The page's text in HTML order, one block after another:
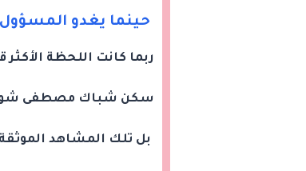
حينما يغدو
ربما كانت اللحظة
سكن شباك مصطفى
بل تلك المشاهد